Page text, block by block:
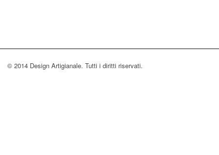
© 2014 Design Artigianale. Tutti i diritti riservati.